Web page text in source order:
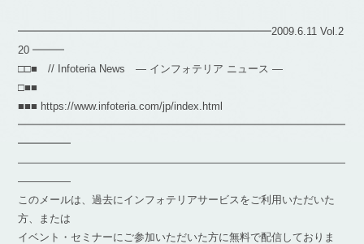
━━━━━━━━━━━━━━━━━━━━━━━━2009.6.11 Vol.2
20 ━━━
□□■ // Infoteria News — インフォテリア ニュース —
□■■
■■■ https://www.infoteria.com/jp/index.html
━━━━━━━━━━━━━━━━━━━━━━━━━━━━━━━
━━━━━
―――――――――――――――――――――――――――――――
―――――
このメールは、過去にインフォテリアサービスをご利用いただいた
方、または
イベント・セミナーにご参加いただいた方に無料で配信しておりま